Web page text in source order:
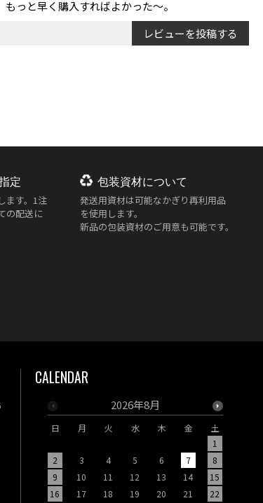
っと早く購入すればよかった～。
レビューを投稿する
定
ます。1注
の配送に
包装資材について
発送用資材は可能なかぎり再利用品
を使用します。
新品の包装資材のご用意も可能です。
CALENDAR
2026年8月
日 月 火 水 木 金
土
1
2
3 4 5 6 7
8
9
10 11 12 13 14
15
16
17 18 19 20 21 22